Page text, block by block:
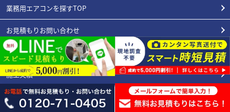
業務用エアコンを探すTOP
お見積もりお問い合わせ
初めてのお客様へ
施工実績
エアコンの豆知識